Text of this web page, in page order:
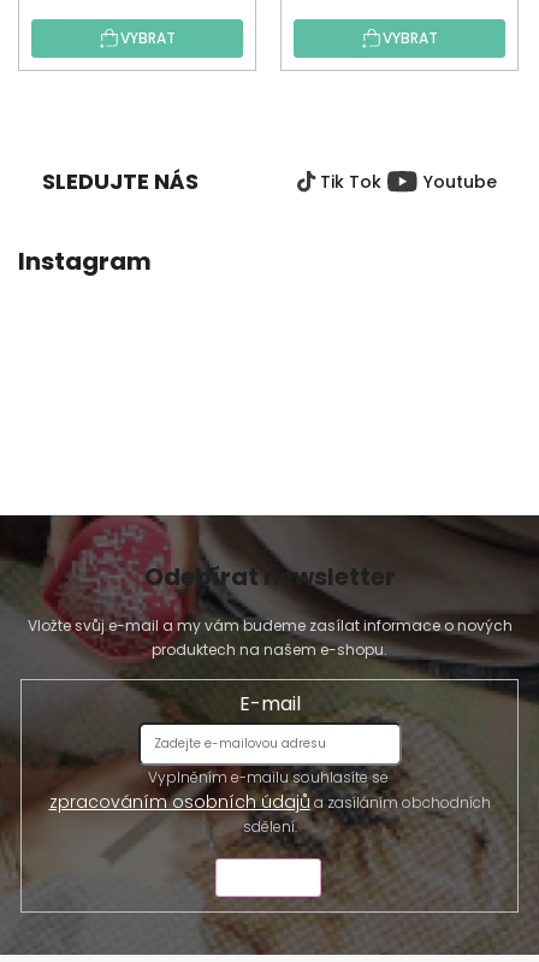
hodnocení
produktu
je
hvězdiček.
VYBRAT VYBRAT
SLEDUJTE NÁS Tik Tok Youtube
Instagram
Odebírat newsletter
Vložte svůj e-mail a my vám budeme zasílat informace o nových
produktech na našem e-shopu.
E-mail
Vyplněním e-mailu souhlasíte se
zpracováním osobních údajůa zasíláním obchodních
sdělení.